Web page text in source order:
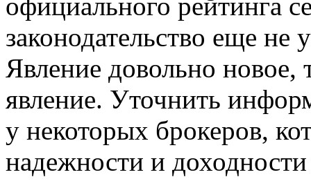
официального рейтинга
законодательство еще не
Явление довольно
явление. Уточнить
у некоторых брокеров,
надежности и